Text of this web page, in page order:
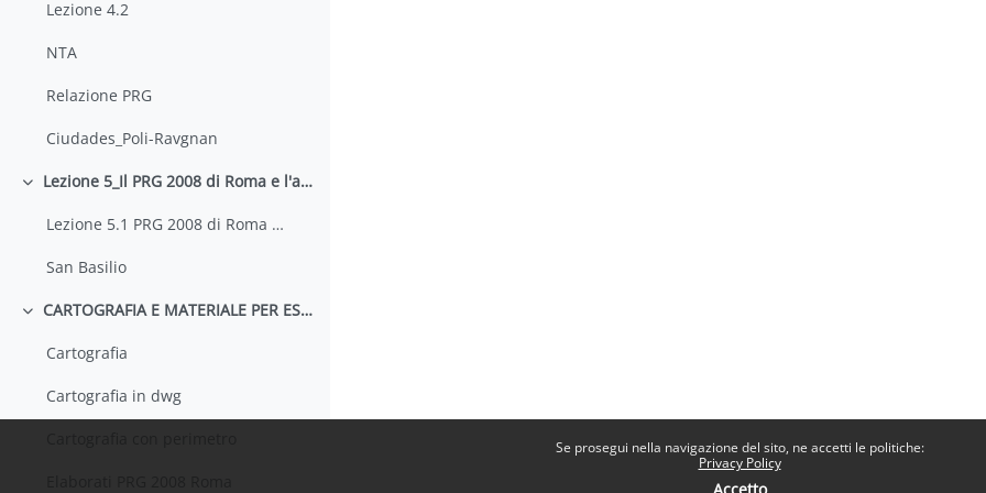
Se prosegui nella navigazione del sito, ne accetti le politiche:
Privacy Policy
Lezione 4.2
NTA
Relazione PRG
Ciudades_Poli-Ravgnan
Minimizza Lezione 5_Il PRG 2008 di Roma e l'abitare. San Basilio
Lezione 5.1 PRG 2008 di Roma e l'abitare
San Basilio
Minimizza CARTOGRAFIA E MATERIALE PER ESERCITAZIONE
Cartografia
Cartografia in dwg